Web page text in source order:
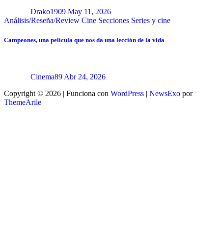
Drako1909 May 11, 2026
Análisis/Reseña/Review Cine Secciones Series y cine
Campeones, una película que nos da una lección de la vida
Cinema89 Abr 24, 2026
Copyright © 2026 | Funciona con WordPress | NewsExo por
ThemeArile